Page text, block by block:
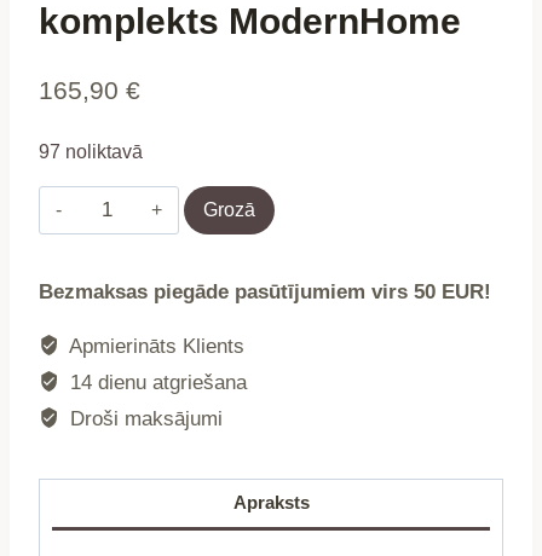
komplekts ModernHome
165,90 €
97 noliktavā
Ēdināšanas
galds
+
soliņi
banketu
daudzums
Grozā
Bezmaksas piegāde pasūtījumiem virs 50 EUR!
Apmierināts Klients
14 dienu atgriešana
Droši maksājumi
Apraksts